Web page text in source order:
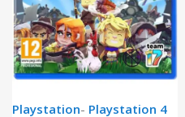
Playstation- Playstation 4